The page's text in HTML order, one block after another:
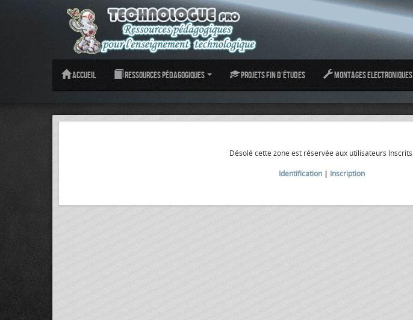
Accueil Ressources pédagogiques Projets fin d'études Montages Electroniques
Désolé cette zone est réservée aux utilisateurs Inscrits.
Identification| Inscription